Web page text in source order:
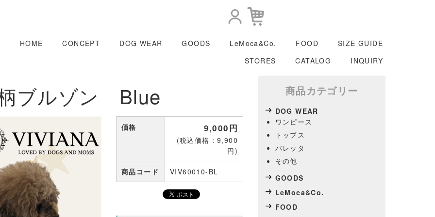
HOME CONCEPT DOG WEAR GOODS LeMoca&Co. FOOD
SIZE GUIDE
STORES
CATALOG INQUIRY
ブルゾン Blue
価格 9,000円
(税込価格：9,900
円)
商品コード VIV60010-BL
商品カテゴリー
DOG WEAR
ワンピース
トップス
バレッタ
その他
GOODS
LeMoca&Co.
FOOD